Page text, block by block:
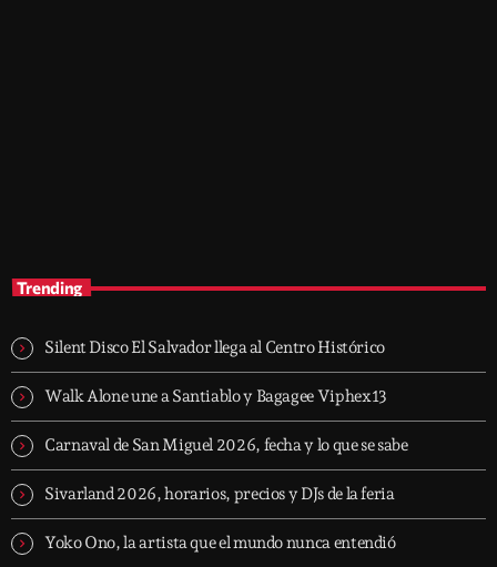
Trending
Silent Disco El Salvador llega al Centro Histórico
Walk Alone une a Santiablo y Bagagee Viphex13
Carnaval de San Miguel 2026, fecha y lo que se sabe
Sivarland 2026, horarios, precios y DJs de la feria
Yoko Ono, la artista que el mundo nunca entendió